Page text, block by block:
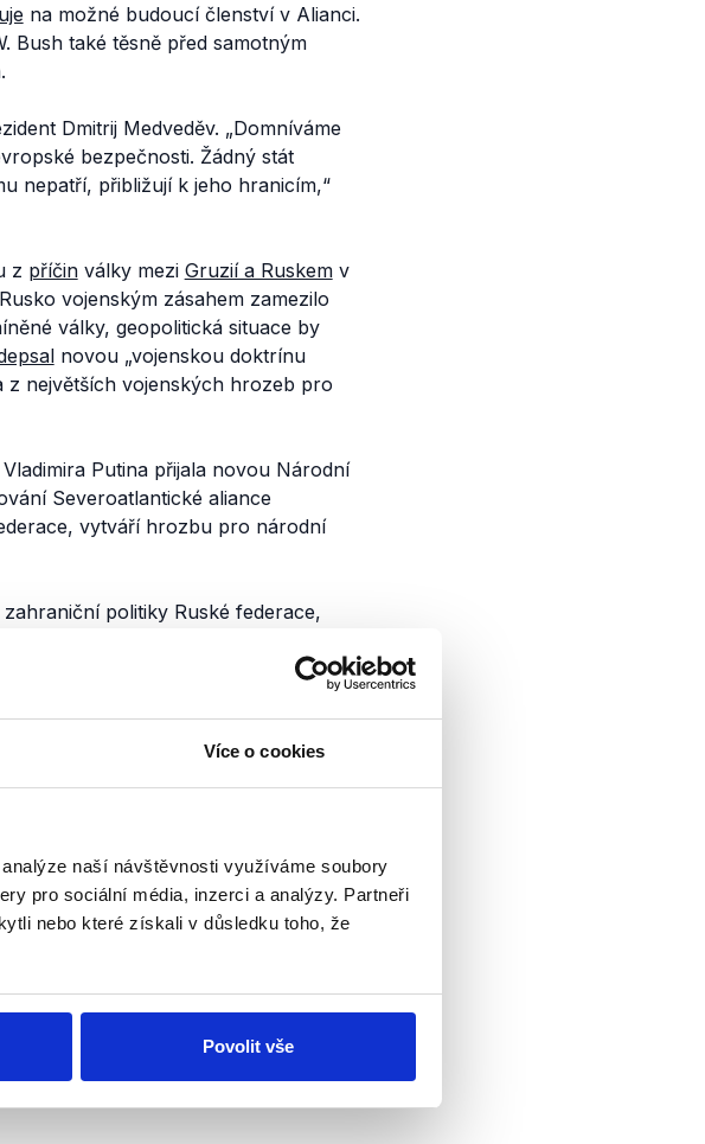
Více o cookies
naší návštěvnosti využíváme soubory
pro sociální média, inzerci a analýzy. Partneři
nebo které získali v důsledku toho, že
Povolit vše
na možné budoucí členství v Alianci.
Bush také těsně před samotným
Dmitrij Medveděv. „Domníváme
bezpečnosti. Žádný stát
nepatří, přibližují k jeho hranicím,“
z příčinválky mezi Gruzií a Ruskemv
vojenským zásahem zamezilo
války, geopolitická situace by
novou „vojenskou doktrínu
z největších vojenských hrozeb pro
Putina přijala novou Národní
Severoatlantické aliance
vytváří hrozbu pro národní
politiky Ruské federace,
aktivitě v regionech sousedících
(bod 70) Dále dokument uvádí
, a v této souvislosti mluví i o„vážné
hranic Ruska a jeho sousedů na
roku2021. TehdyRuská federace
slíbit, že Aliance nebude
slov Vladimira Putina by
v NATO.